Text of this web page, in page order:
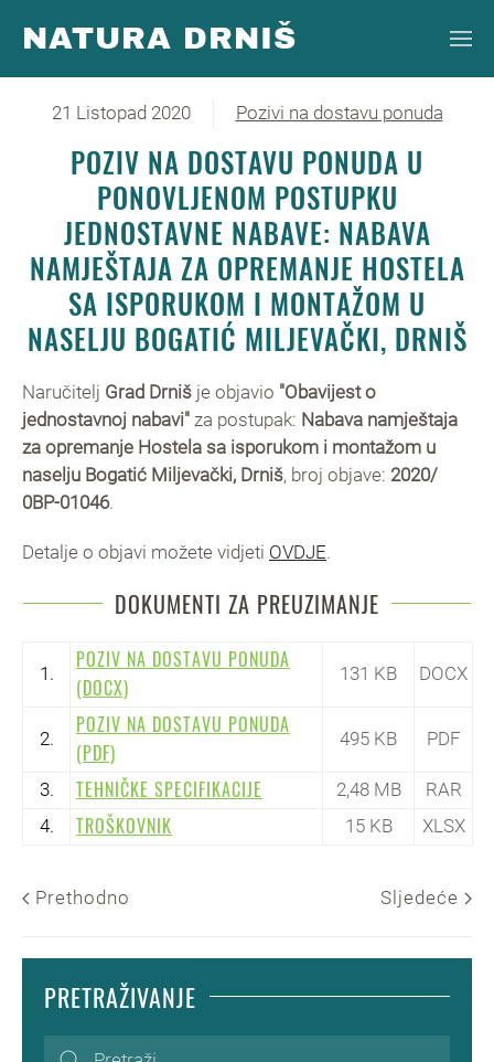
NATURA DRNIŠ
21 Listopad 2020 Pozivi na dostavu ponuda
POZIV NA DOSTAVU PONUDA U
PONOVLJENOM POSTUPKU
JEDNOSTAVNE NABAVE: NABAVA
NAMJEŠTAJA ZA OPREMANJE HOSTELA
SA ISPORUKOM I MONTAŽOM U
NASELJU BOGATIĆ MILJEVAČKI, DRNIŠ
Naručitelj Grad Drniš je objavio "Obavijest o
jednostavnoj nabavi" za postupak: Nabava namještaja
za opremanje Hostela sa isporukom i montažom u
naselju Bogatić Miljevački, Drniš, broj objave: 2020/
0BP-01046.
Detalje o objavi možete vidjeti OVDJE.
DOKUMENTI ZA PREUZIMANJE
1.
POZIV NA DOSTAVU PONUDA
(DOCX)
131 KB DOCX
2.
POZIV NA DOSTAVU PONUDA
(PDF)
495 KB PDF
3. TEHNIČKE SPECIFIKACIJE 2,48 MB
RAR
4.
TROŠKOVNIK 15 KB XLSX
Prethodno Sljedeće
PRETRAŽIVANJE